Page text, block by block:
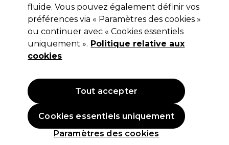
Osmo Clay Wax Produit Coiffant À
Base D’Argile 25ml
(0)
4,75 €Hors TVA
fluide. Vous pouvez également définir vos
préférences via « Paramètres des cookies »
ou continuer avec « Cookies essentiels
uniquement ». Politique relative aux
cookies
Paramètres des cookies
Cookies essentiels uniquement
Tout accepter